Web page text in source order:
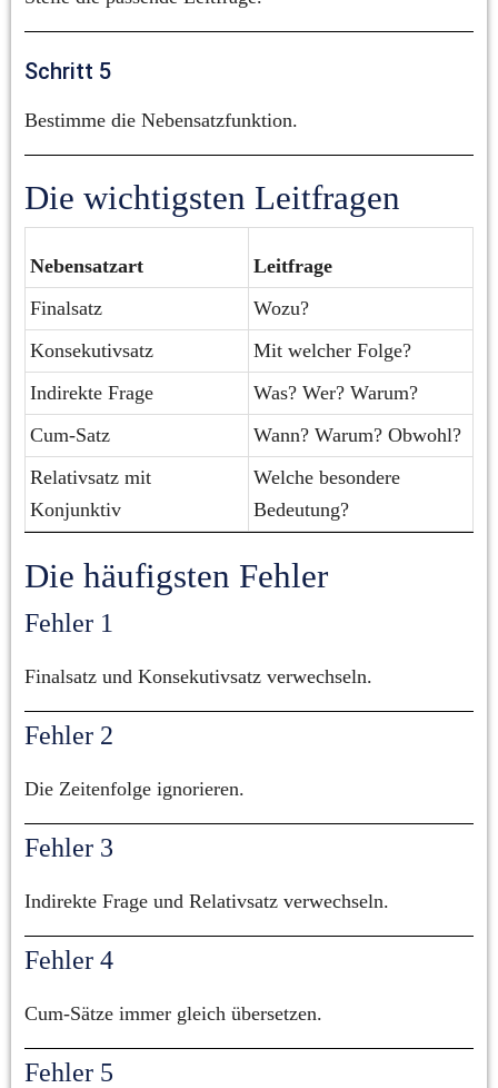
Schritt 5
Bestimme die Nebensatzfunktion.
Die wichtigsten Leitfragen
Nebensatzart
Leitfrage
Finalsatz
Wozu?
Konsekutivsatz
Mit welcher Folge?
Indirekte Frage
Was? Wer? Warum?
Cum-Satz
Wann? Warum? Obwohl?
Relativsatz mit
Konjunktiv
Welche besondere
Bedeutung?
Die häufigsten Fehler
Fehler 1
Finalsatz und Konsekutivsatz verwechseln.
Fehler 2
Die Zeitenfolge ignorieren.
Fehler 3
Indirekte Frage und Relativsatz verwechseln.
Fehler 4
Cum-Sätze immer gleich übersetzen.
Fehler 5